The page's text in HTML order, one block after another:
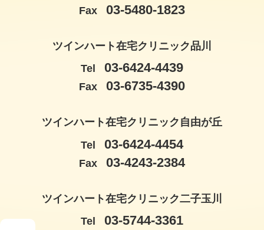
Fax 03-5480-1823
ツインハート在宅クリニック品川
Tel
03-6424-4439
Fax 03-6735-4390
ツインハート在宅クリニック自由が丘
Tel
03-6424-4454
Fax 03-4243-2384
ツインハート在宅クリニック二子玉川
Tel
03-5744-3361